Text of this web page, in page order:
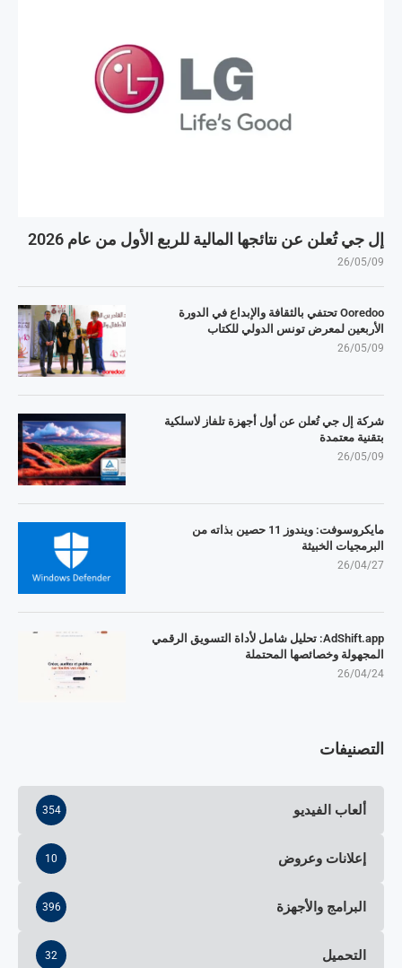
إل جي تُعلن عن نتائجها المالية للربع الأول من عام 2026
26/05/09
Ooredoo تحتفي بالثقافة والإبداع في الدورة
الأربعين لمعرض تونس الدولي للكتاب
26/05/09
شركة إل جي تُعلن عن أول أجهزة تلفاز لاسلكية
بتقنية معتمدة
26/05/09
مايكروسوفت: ويندوز 11 حصين بذاته من
البرمجيات الخبيثة
26/04/27
AdShift.app: تحليل شامل لأداة التسويق الرقمي
المجهولة وخصائصها المحتملة
26/04/24
التصنيفات
ألعاب الفيديو 354
إعلانات وعروض 10
البرامج والأجهزة 396
التحميل 32